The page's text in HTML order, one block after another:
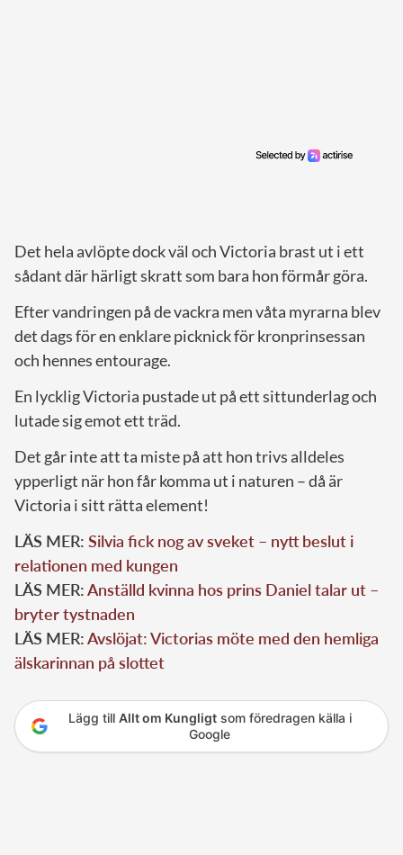
Det hela avlöpte dock väl och Victoria brast ut i ett
sådant där härligt skratt som bara hon förmår göra.
Efter vandringen på de vackra men våta myrarna blev
det dags för en enklare picknick för kronprinsessan
och hennes entourage.
En lycklig Victoria pustade ut på ett sittunderlag och
lutade sig emot ett träd.
Det går inte att ta miste på att hon trivs alldeles
ypperligt när hon får komma ut i naturen – då är
Victoria i sitt rätta element!
LÄS MER: Silvia fick nog av sveket – nytt beslut i
relationen med kungen
LÄS MER:Anställd kvinna hos prins Daniel talar ut –
bryter tystnaden
LÄS MER:Avslöjat: Victorias möte med den hemliga
älskarinnan på slottet
Lägg till Allt om Kungligtsom föredragen källa i
Google